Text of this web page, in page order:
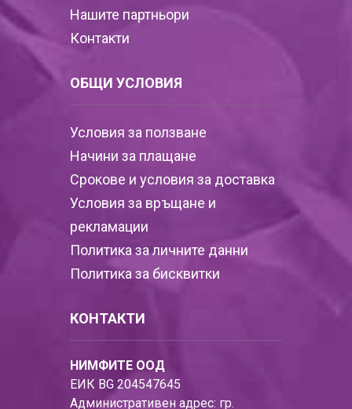
Нашите партньори
Контакти
ОБЩИ УСЛОВИЯ
Условия за ползване
Начини за плащане
Срокове и условия за доставка
Условия за връщане и
рекламации
Политика за личните данни
Политика за бисквитки
КОНТАКТИ
НИМФИТЕ ООД
ЕИК BG 204547645
Административен адрес: гр.